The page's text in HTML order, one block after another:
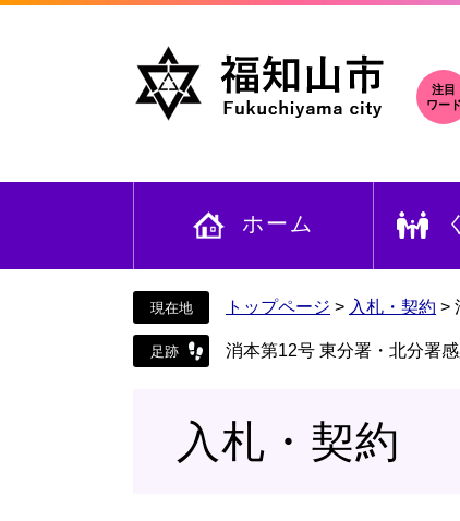
文
注目
ワード
ホーム
トップページ > 入札・契約 >
消本第12号 東分署・北分署
入札・契約